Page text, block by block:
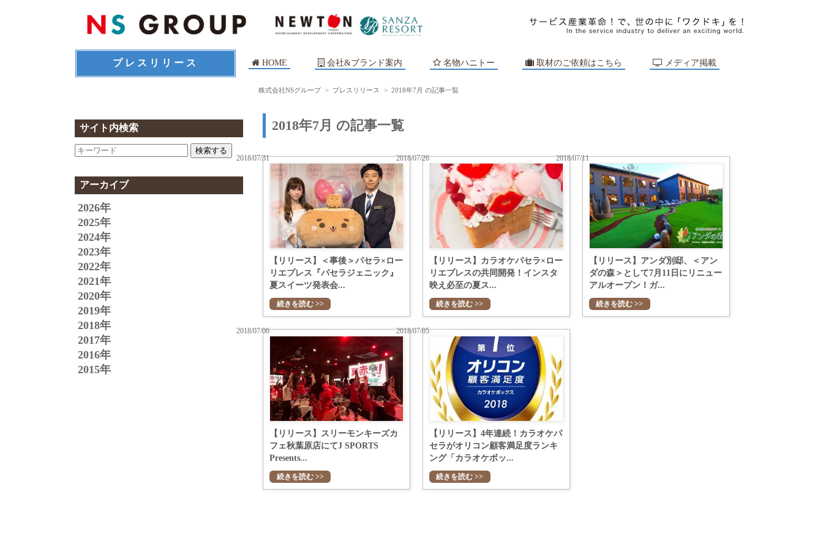
プレスリリース HOME 会社&ブランド案内 名物ハニトー 取材のご依頼はこちら メディア掲載
株式会社NSグループ > プレスリリース > 2018年7月 の記事一覧
サイト内検索
検索する
アーカイブ
2026年
2025年
2024年
2023年
2022年
2021年
2020年
2019年
2018年
2017年
2016年
2015年
2018年7月 の記事一覧
【リリース】＜事後＞パセラ×ロー
リエプレス『パセラジェニック』
夏スイーツ発表会...
2018/07/31
続きを読む >>
【リリース】カラオケパセラ×ロー
リエプレスの共同開発！インスタ
映え必至の夏ス...
2018/07/26
続きを読む >>
【リリース】アンダ別邸、＜アン
ダの森＞として7月11日にリニュー
アルオープン！ガ...
2018/07/11
続きを読む >>
【リリース】スリーモンキーズカ
フェ秋葉原店にてJ SPORTS
Presents...
2018/07/06
続きを読む >>
【リリース】4年連続！カラオケパ
セラがオリコン顧客満足度ランキ
ング「カラオケボッ...
2018/07/05
続きを読む >>